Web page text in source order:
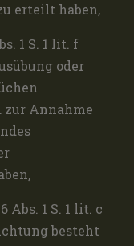
erteilt haben,
1 S. 1 lit. f
oder
Annahme
Abs. 1 S. 1 lit. c
besteht